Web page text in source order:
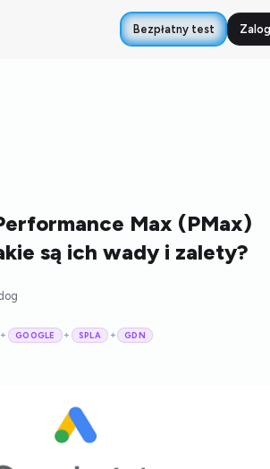
Bezpłatny test
Max (PMax)
są ich wady i zalety?
+ GOOGLE + SPLA + GDN